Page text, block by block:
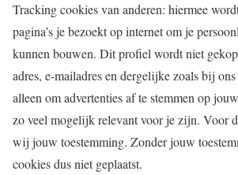
Tracking cookies van anderen: hiermee
pagina’s je bezoekt op internet om je
kunnen bouwen. Dit profiel wordt niet
adres, e-mailadres en dergelijke zoals bij
alleen om advertenties af te stemmen op
zo veel mogelijk relevant voor je zijn. Voor
wij jouw toestemming. Zonder jouw
cookies dus niet geplaatst.